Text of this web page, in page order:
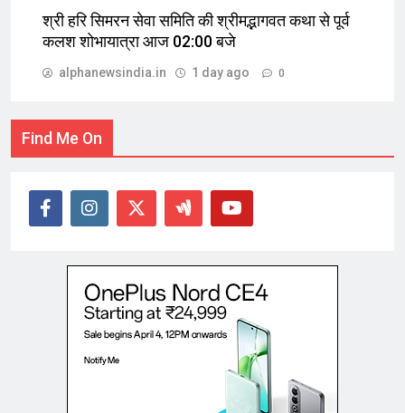
श्री हरि सिमरन सेवा समिति की श्रीमद्भागवत कथा से पूर्व
कलश शोभायात्रा आज 02:00 बजे
alphanewsindia.in 1 day ago 0
Find Me On